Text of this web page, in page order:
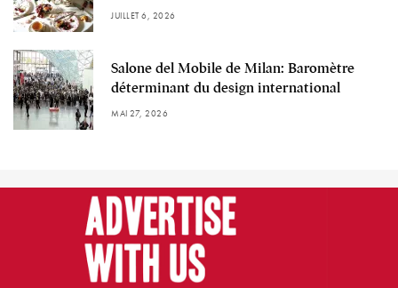
JUILLET 6, 2026
Salone del Mobile de Milan: Baromètre
déterminant du design international
MAI 27, 2026